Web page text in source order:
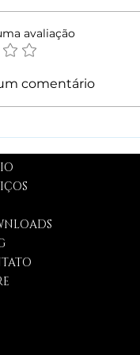
x
de
avaliação
comentário